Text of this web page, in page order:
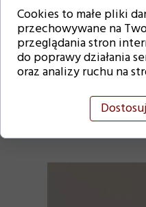
Kubki
Fotokubki
Cookies to małe pliki
przechowywane na
przeglądania stron
do poprawy działania
oraz analizy ruchu na
Dostosuj